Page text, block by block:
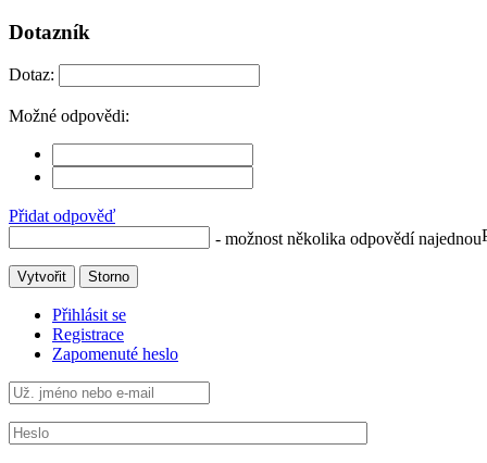
Dotazník
Dotaz:
Možné odpovědi:
Přidat odpověď
- možnost několika odpovědí najednou
Vytvořit Storno
Přihlásit se
Registrace
Zapomenuté heslo